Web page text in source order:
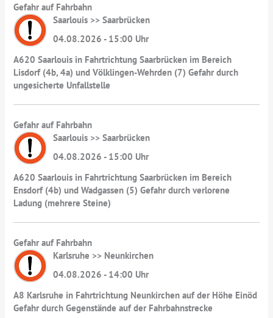
Gefahr auf Fahrbahn
Saarlouis >> Saarbrücken
04.08.2026 - 15:00 Uhr
A620 Saarlouis in Fahrtrichtung Saarbrücken im Bereich
Lisdorf (4b, 4a) und Völklingen-Wehrden (7) Gefahr durch
ungesicherte Unfallstelle
Gefahr auf Fahrbahn
Saarlouis >> Saarbrücken
04.08.2026 - 15:00 Uhr
A620 Saarlouis in Fahrtrichtung Saarbrücken im Bereich
Ensdorf (4b) und Wadgassen (5) Gefahr durch verlorene
Ladung (mehrere Steine)
Gefahr auf Fahrbahn
Karlsruhe >> Neunkirchen
04.08.2026 - 14:00 Uhr
A8 Karlsruhe in Fahrtrichtung Neunkirchen auf der Höhe Einöd
Gefahr durch Gegenstände auf der Fahrbahnstrecke